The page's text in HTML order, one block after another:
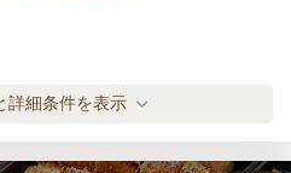
全品蓋付 タント
ドブル
2,500円/人
詳細条件を表示